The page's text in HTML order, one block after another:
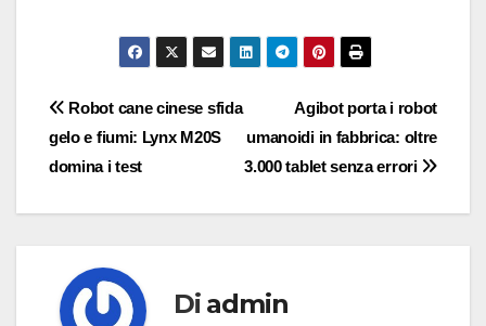
Navigazione
articoli
Agibot porta i robot
umanoidi in fabbrica: oltre
3.000 tablet senza errori
Robot cane cinese sfida
gelo e fiumi: Lynx M20S
domina i test
Di admin